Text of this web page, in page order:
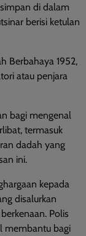
di dalam
berisi ketulan
Berbahaya 1952,
atau penjara
bagi mengenal
termasuk
dadah yang
ini.
kepada
disalurkan
Polis
membantu bagi